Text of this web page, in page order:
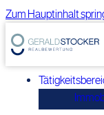
Zum Hauptinhalt